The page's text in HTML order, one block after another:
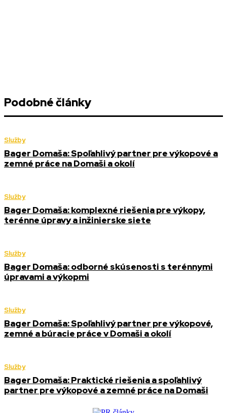
Podobné články
Služby
Bager Domaša: Spoľahlivý partner pre výkopové a
zemné práce na Domaši a okolí
Služby
Bager Domaša: komplexné riešenia pre výkopy,
terénne úpravy a inžinierske siete
Služby
Bager Domaša: odborné skúsenosti s terénnymi
úpravami a výkopmi
Služby
Bager Domaša: Spoľahlivý partner pre výkopové,
zemné a búracie práce v Domaši a okolí
Služby
Bager Domaša: Praktické riešenia a spoľahlivý
partner pre výkopové a zemné práce na Domaši